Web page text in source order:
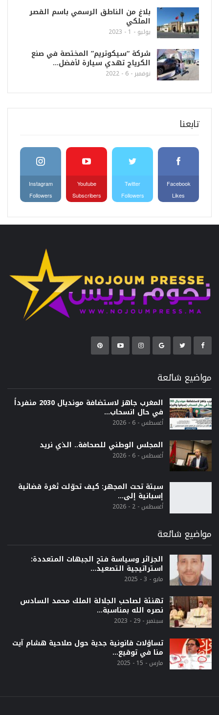
بلاغ من الناطق الرسمي باسم القصر
الملكي
يوليو - 1 - 2023
شركة “سيكوتريم” المختصة في صنع
الكرياج تهدي سيارة لأفضل…
نوفمبر - 6 - 2022
تابعنا
Facebook
Likes
Twitter
Followers
Youtube
Subscribers
Instagram
Followers
مواضيع شائعة
المغرب جاهز لاستضافة مونديال 2030 منفرداً
في حال انسحاب…
أغسطس - 6 - 2026
المجلس الوطني للصحافة.. الذي نريد
أغسطس - 6 - 2026
سبتة تحت المجهر: كيف تحوّلت ثغرة قضائية
إسبانية إلى…
أغسطس - 2 - 2026
مواضيع شائعة
الجزائر وسياسة فتح الجبهات المتعددة:
استراتيجية التصعيد…
مايو - 3 - 2025
تهنئة لصاحب الجلالة الملك محمد السادس
نصره الله بمناسبة…
سبتمبر - 29 - 2023
تساؤلات قانونية جدية حول صلاحية هشام آيت
منا في توقيع…
مارس - 15 - 2025